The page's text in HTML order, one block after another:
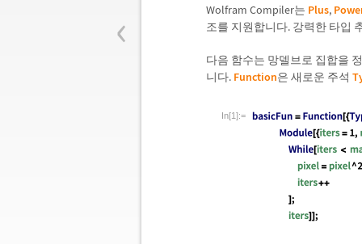
‹ Wolfram Compiler는 Plus,
조를 지원합니다. 강력한 타입
다음 함수는 망델브로 집합을
니다. Function은 새로운 주석
In[1]:=